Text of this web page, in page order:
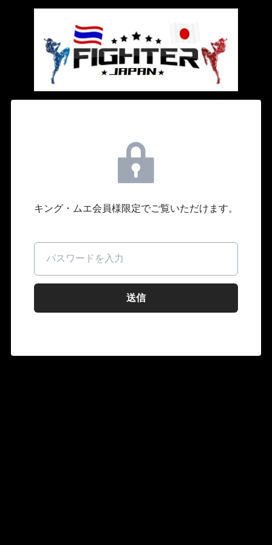
キング・ムエ会員様限定でご覧いただけます。